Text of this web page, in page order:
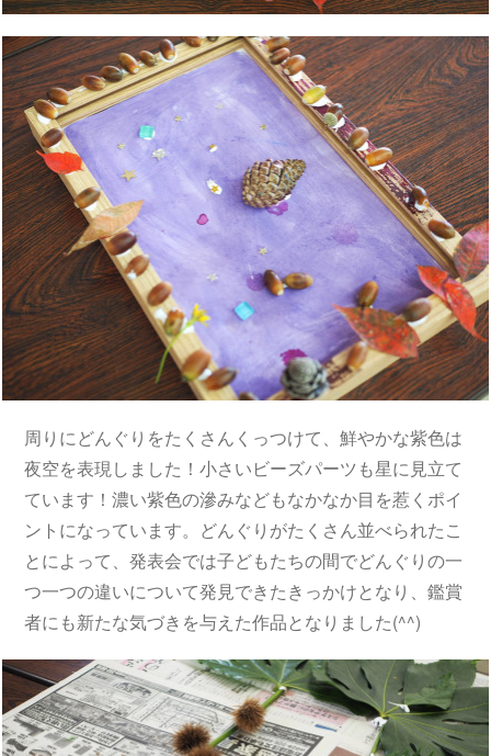
周りにどんぐりをたくさんくっつけて、鮮やかな紫色は
夜空を表現しました！小さいビーズパーツも星に見立て
ています！濃い紫色の滲みなどもなかなか目を惹くポイ
ントになっています。どんぐりがたくさん並べられたこ
とによって、発表会では子どもたちの間でどんぐりの一
つ一つの違いについて発見できたきっかけとなり、鑑賞
者にも新たな気づきを与えた作品となりました(^^)